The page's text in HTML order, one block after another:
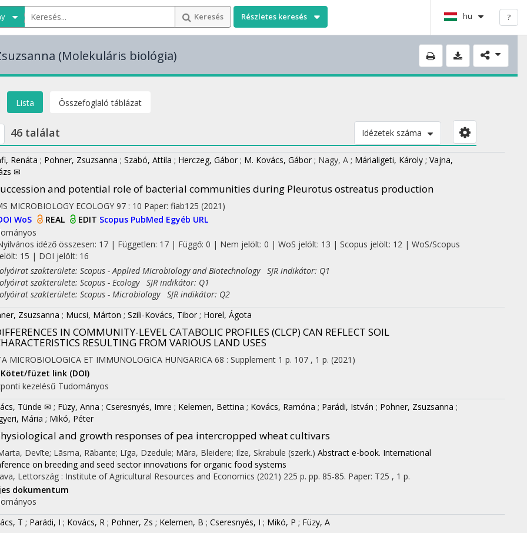
Keresés Részletes keresés hu ?
(Molekuláris biológia)
Lista Összefoglaló táblázat
46 találat Idézetek száma
Renáta ; Pohner, Zsuzsanna ; Szabó, Attila ; Herczeg, Gábor ; M. Kovács, Gábor ; Nagy, A ; Márialigeti, Károly ; Vajna,
✉
and potential role of bacterial communities during Pleurotus ostreatus production
MICROBIOLOGY ECOLOGY 97 : 10 Paper: fiab125 (2021)
WoS REAL EDIT Scopus PubMed Egyéb URL
idéző összesen: 17| Független: 17 | Függő: 0 | Nem jelölt: 0 | WoS jelölt: 13 | Scopus jelölt: 12 | WoS/Scopus
15 | DOI jelölt: 16
szakterülete: Scopus - Applied Microbiology and Biotechnology SJR indikátor: Q1
szakterülete: Scopus - Ecology SJR indikátor: Q1
szakterülete: Scopus - Microbiology SJR indikátor: Q2
Zsuzsanna ; Mucsi, Márton ; Szili-Kovács, Tibor ; Horel, Ágota
IN COMMUNITY-LEVEL CATABOLIC PROFILES (CLCP) CAN REFLECT SOIL
RESULTING FROM VARIOUS LAND USES
MICROBIOLOGICA ET IMMUNOLOGICA HUNGARICA 68 : Supplement 1 p. 107 , 1 p. (2021)
Kötet/füzet link (DOI)
kezelésű Tudományos
Tünde ✉ ; Füzy, Anna ; Cseresnyés, Imre ; Kelemen, Bettina ; Kovács, Ramóna ; Parádi, István ; Pohner, Zsuzsanna ;
Mária ; Mikó, Péter
and growth responses of pea intercropped wheat cultivars
Devīte; Lāsma, Rābante; Līga, Dzedule; Māra, Bleidere; Ilze, Skrabule (szerk.) Abstract e-book. International
on breeding and seed sector innovations for organic food systems
Lettország : Institute of Agricultural Resources and Economics (2021) 225 p. pp. 85-85. Paper: T25 , 1 p.
dokumentum
T ; Parádi, I ; Kovács, R ; Pohner, Zs ; Kelemen, B ; Cseresnyés, I ; Mikó, P ; Füzy, A